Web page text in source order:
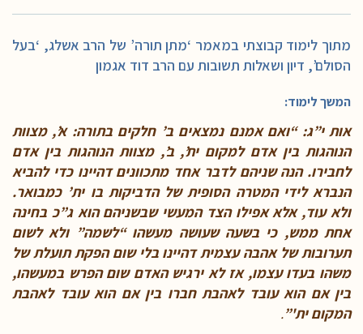
מתוך לימוד קבוצתי במאמר ‘מתן תורה’ של הרב אשלג, ‘בעל
הסולם’, דיון ושאלות תשובות עם הרב דוד אגמון
המשך לימוד:
אות י”ג: “ואם אמנם נמצאים ב’ חלקים בתורה: א’, מצוות
הנוהגות בין אדם למקום ית’, ב’, מצוות הנוהגות בין אדם
לחבירו. הנה שניהם לדבר אחד מתכוונים דהיינו כדי להביא
הנברא לידי המטרה הסופית של הדביקות בו ית’ כמבואר.
ולא עוד, אלא אפילו הצד המעשי שבשניהם הוא ג”כ בחינה
אחת ממש, כי בשעה שעושה מעשהו “לשמה” ולא לשום
תערובות של אהבה עצמית דהיינו בלי שום הפקת תועלת של
משהו בעדו עצמו, אז לא ירגיש האדם שום הפרש במעשהו,
בין אם הוא עובד לאהבת חברו בין אם הוא עובד לאהבת
המקום ית'”.